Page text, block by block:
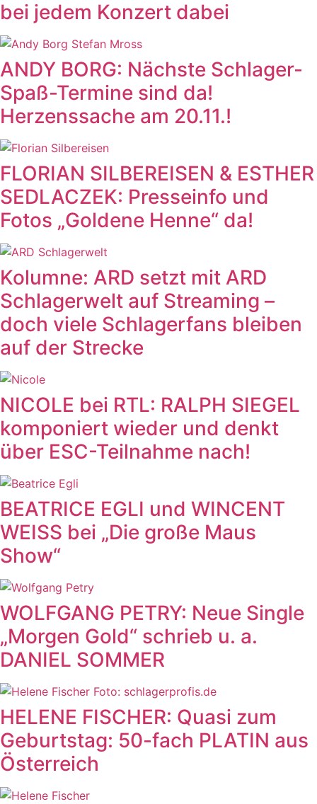
bei jedem Konzert dabei
ANDY BORG: Nächste Schlager-
Spaß-Termine sind da!
Herzenssache am 20.11.!
FLORIAN SILBEREISEN & ESTHER
SEDLACZEK: Presseinfo und
Fotos „Goldene Henne“ da!
Kolumne: ARD setzt mit ARD
Schlagerwelt auf Streaming –
doch viele Schlagerfans bleiben
auf der Strecke
NICOLE bei RTL: RALPH SIEGEL
komponiert wieder und denkt
über ESC-Teilnahme nach!
BEATRICE EGLI und WINCENT
WEISS bei „Die große Maus
Show“
WOLFGANG PETRY: Neue Single
„Morgen Gold“ schrieb u. a.
DANIEL SOMMER
HELENE FISCHER: Quasi zum
Geburtstag: 50-fach PLATIN aus
Österreich